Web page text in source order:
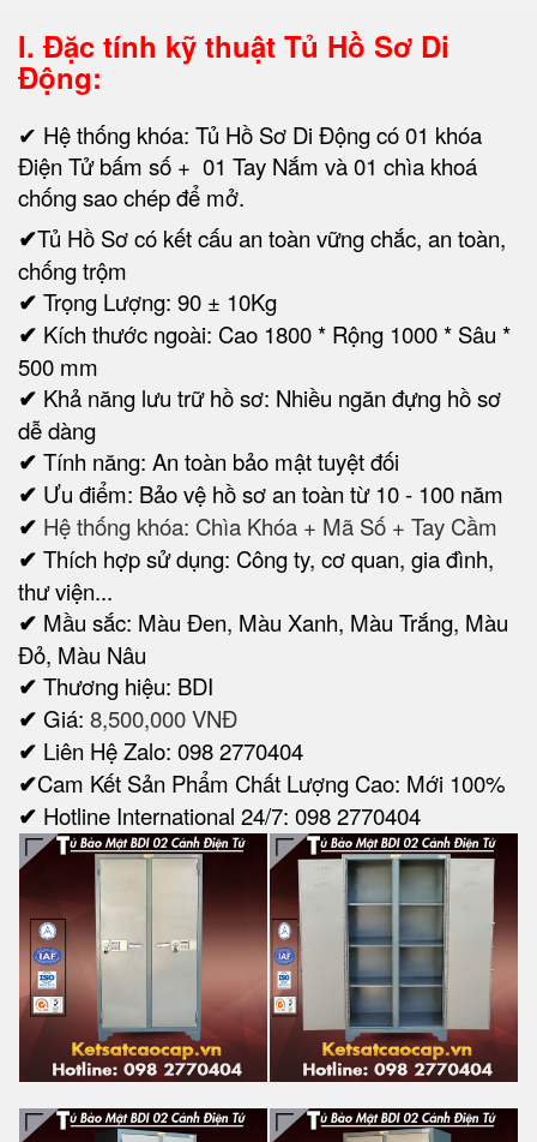
I. Đặc tính kỹ thuật Tủ Hồ Sơ Di
Động:
✔ Hệ thống khóa: Tủ Hồ Sơ Di Động có 01 khóa
Điện Tử bấm số + 01 Tay Nắm và 01 chìa khoá
chống sao chép để mở.
✔Tủ Hồ Sơ có kết cấu an toàn vững chắc, an toàn,
chống trộm
✔ Trọng Lượng: 90 ± 10Kg
✔ Kích thước ngoài: Cao 1800 * Rộng 1000 * Sâu *
500 mm
✔ Khả năng lưu trữ hồ sơ: Nhiều ngăn đựng hồ sơ
dễ dàng
✔ Tính năng: An toàn bảo mật tuyệt đối
✔ Ưu điểm: Bảo vệ hồ sơ an toàn từ 10 - 100 năm
✔ Hệ thống khóa: Chìa Khóa + Mã Số + Tay Cầm
✔ Thích hợp sử dụng: Công ty, cơ quan, gia đình,
thư viện...
✔ Mầu sắc: Màu Đen, Màu Xanh, Màu Trắng, Màu
Đỏ, Màu Nâu
✔ Thương hiệu: BDI
✔ Giá: 8,500,000 VNĐ
✔ Liên Hệ Zalo: 098 2770404
✔Cam Kết Sản Phẩm Chất Lượng Cao: Mới 100%
✔ Hotline International 24/7: 098 2770404